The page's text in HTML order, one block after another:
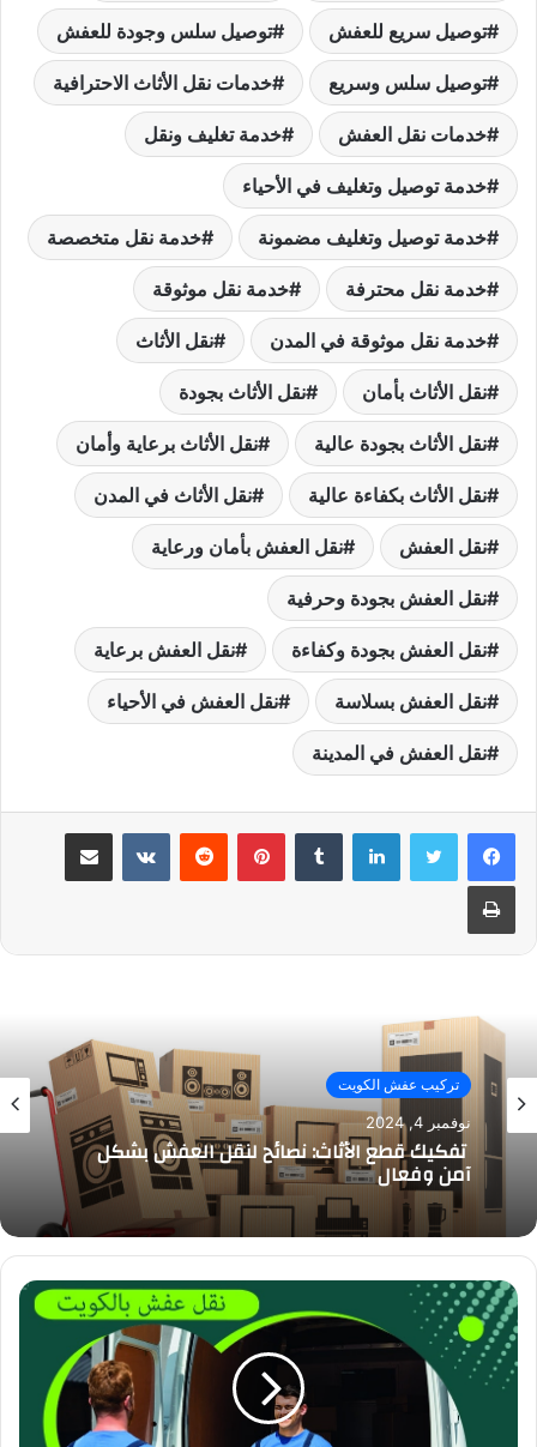
توصيل سريع للعفش توصيل سلس وجودة للعفش
توصيل سلس وسريع خدمات نقل الأثاث الاحترافية
خدمات نقل العفش خدمة تغليف ونقل
خدمة توصيل وتغليف في الأحياء
خدمة توصيل وتغليف مضمونة خدمة نقل متخصصة
خدمة نقل محترفة خدمة نقل موثوقة
خدمة نقل موثوقة في المدن نقل الأثاث
نقل الأثاث بأمان نقل الأثاث بجودة
نقل الأثاث بجودة عالية نقل الأثاث برعاية وأمان
نقل الأثاث بكفاءة عالية نقل الأثاث في المدن
نقل العفش نقل العفش بأمان ورعاية
نقل العفش بجودة وحرفية
نقل العفش بجودة وكفاءة نقل العفش برعاية
نقل العفش بسلاسة نقل العفش في الأحياء
نقل العفش في المدينة
لينكدإن بينتيريست مشاركة عبر البريد
طباعة
تركيب عفش الكويت
نوفمبر 4, 2024
تفكيك قطع الأثاث: نصائح لنقل العفش بشكل
آمن وفعال